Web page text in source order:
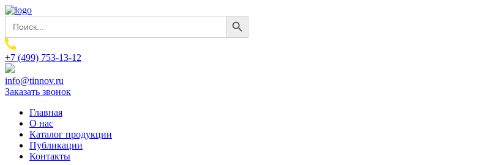
Search
for:
Search Button
+7 (499) 753-13-12
info@tinnov.ru
Заказать звонок
Главная
О нас
Каталог продукции
Публикации
Контакты